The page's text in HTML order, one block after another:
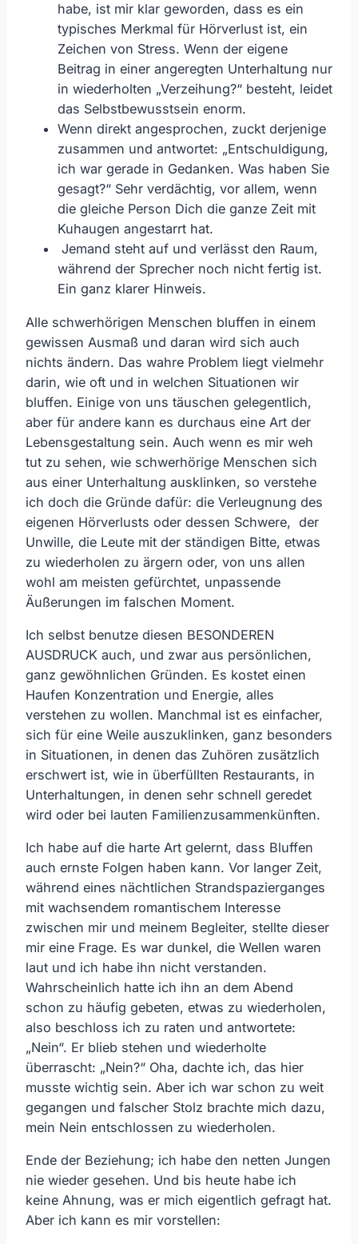
habe, ist mir klar geworden, dass es ein
typisches Merkmal für Hörverlust ist, ein
Zeichen von Stress. Wenn der eigene
Beitrag in einer angeregten Unterhaltung nur
in wiederholten „Verzeihung?“ besteht, leidet
das Selbstbewusstsein enorm.
Wenn direkt angesprochen, zuckt derjenige
zusammen und antwortet: „Entschuldigung,
ich war gerade in Gedanken. Was haben Sie
gesagt?“ Sehr verdächtig, vor allem, wenn
die gleiche Person Dich die ganze Zeit mit
Kuhaugen angestarrt hat.
Jemand steht auf und verlässt den Raum,
während der Sprecher noch nicht fertig ist.
Ein ganz klarer Hinweis.
Alle schwerhörigen Menschen bluffen in einem
gewissen Ausmaß und daran wird sich auch
nichts ändern. Das wahre Problem liegt vielmehr
darin, wie oft und in welchen Situationen wir
bluffen. Einige von uns täuschen gelegentlich,
aber für andere kann es durchaus eine Art der
Lebensgestaltung sein. Auch wenn es mir weh
tut zu sehen, wie schwerhörige Menschen sich
aus einer Unterhaltung ausklinken, so verstehe
ich doch die Gründe dafür: die Verleugnung des
eigenen Hörverlusts oder dessen Schwere, der
Unwille, die Leute mit der ständigen Bitte, etwas
zu wiederholen zu ärgern oder, von uns allen
wohl am meisten gefürchtet, unpassende
Äußerungen im falschen Moment.
Ich selbst benutze diesen BESONDEREN
AUSDRUCK auch, und zwar aus persönlichen,
ganz gewöhnlichen Gründen. Es kostet einen
Haufen Konzentration und Energie, alles
verstehen zu wollen. Manchmal ist es einfacher,
sich für eine Weile auszuklinken, ganz besonders
in Situationen, in denen das Zuhören zusätzlich
erschwert ist, wie in überfüllten Restaurants, in
Unterhaltungen, in denen sehr schnell geredet
wird oder bei lauten Familienzusammenkünften.
Ich habe auf die harte Art gelernt, dass Bluffen
auch ernste Folgen haben kann. Vor langer Zeit,
während eines nächtlichen Strandspazierganges
mit wachsendem romantischem Interesse
zwischen mir und meinem Begleiter, stellte dieser
mir eine Frage. Es war dunkel, die Wellen waren
laut und ich habe ihn nicht verstanden.
Wahrscheinlich hatte ich ihn an dem Abend
schon zu häufig gebeten, etwas zu wiederholen,
also beschloss ich zu raten und antwortete:
„Nein“. Er blieb stehen und wiederholte
überrascht: „Nein?“ Oha, dachte ich, das hier
musste wichtig sein. Aber ich war schon zu weit
gegangen und falscher Stolz brachte mich dazu,
mein Nein entschlossen zu wiederholen.
Ende der Beziehung; ich habe den netten Jungen
nie wieder gesehen. Und bis heute habe ich
keine Ahnung, was er mich eigentlich gefragt hat.
Aber ich kann es mir vorstellen: